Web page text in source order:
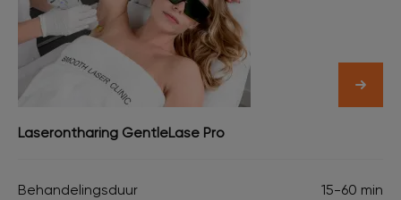
Laserontharing GentleLase Pro
Behandelingsduur 15-60 min